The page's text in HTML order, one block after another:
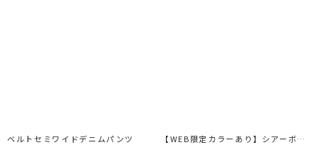
ベルトセミワイドデニムパンツ
【WEB限定カラーあり】シアーボーダーカーデプルオーバー